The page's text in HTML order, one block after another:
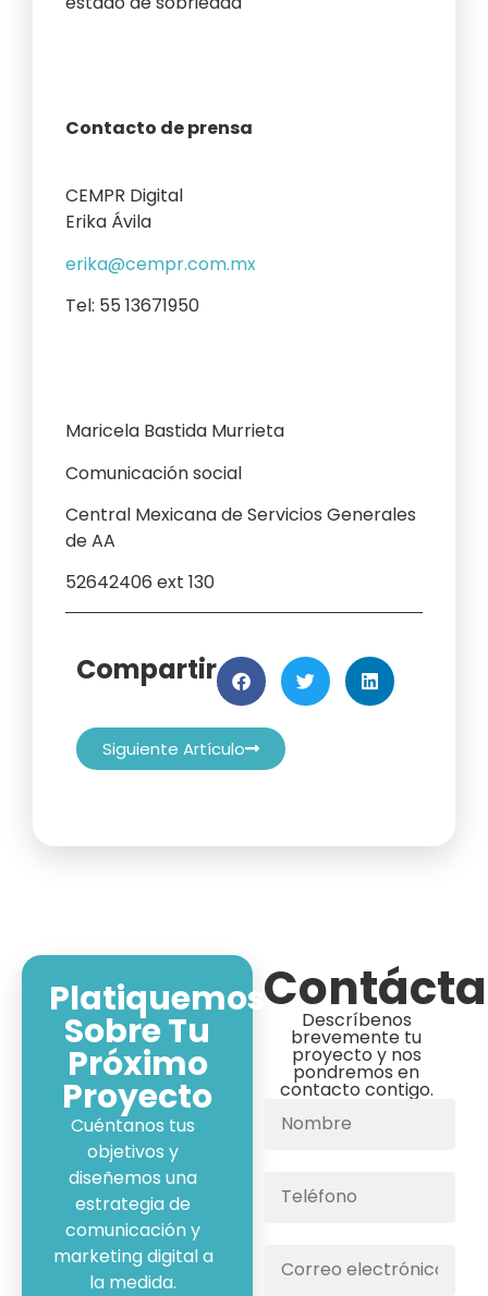
Contacto de prensa
CEMPR Digital
Erika Ávila
erika@cempr.com.mx
Tel: 55 13671950
Maricela Bastida Murrieta
Comunicación social
Central Mexicana de Servicios Generales
de AA
52642406 ext 130
Compartir
Siguiente Artículo
Platiquemos
Sobre Tu
Próximo
Proyecto
Cuéntanos tus
objetivos y
diseñemos una
estrategia de
comunicación y
marketing digital a
la medida.
Descríbenos
brevemente tu
proyecto y nos
pondremos en
contacto contigo.